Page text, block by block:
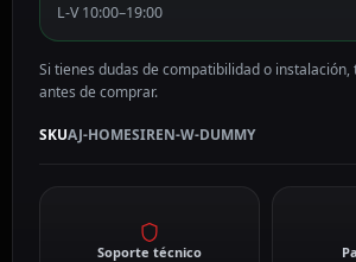
L-V 10:00–19:00
Si tienes dudas de compatibilidad o instalación,
antes de comprar.
SKUAJ-HOMESIREN-W-DUMMY
Soporte técnico